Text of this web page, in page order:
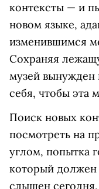
контексты — и
новом языке,
изменившимся
Сохраняя
музей вынужден
себя, чтобы эта
Поиск новых
посмотреть на
углом, попытка
который должен
слышен